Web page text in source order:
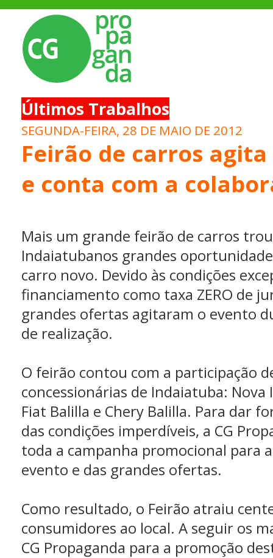
Últimos Trabalhos
SEGUNDA-FEIRA, 28 DE MAIO DE 2012
Feirão de carros
e conta com a
Mais um grande feirão de carros
Indaiatubanos grandes
carro novo. Devido às condições
financiamento como taxa ZERO de
grandes ofertas agitaram o evento
de realização.
O feirão contou com a participação
concessionárias de Indaiatuba: Nova
Fiat Balilla e Chery Balilla. Para dar
das condições imperdíveis, a CG
toda a campanha promocional para
evento e das grandes ofertas.
Como resultado, o Feirão atraiu
consumidores ao local. A seguir os
CG Propaganda para a promoção